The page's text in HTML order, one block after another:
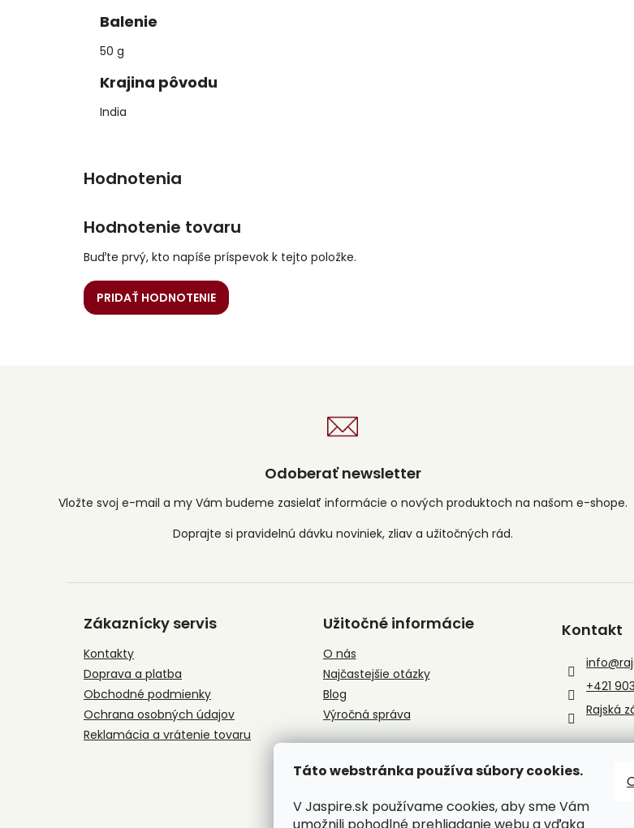
Táto webstránka používa súbory cookies.
V Jaspire.sk používame cookies, aby sme Vám
Balenie
50 g
Krajina pôvodu
India
Hodnotenie tovaru
Buďte prvý, kto napíše príspevok k tejto položke.
PRIDAŤ HODNOTENIE
Odoberať newsletter
Vložte svoj e-mail a my Vám budeme zasielať informácie o nových produktoch na našom e-shope.
Zákaznícky servis
Kontakty
Doprava a platba
Obchodné podmienky
Ochrana osobných údajov
Reklamácia a vrátenie tovaru
Užitočné informácie
O nás
Najčastejšie otázky
Blog
Výročná správa
Kontakt
info@
+421
Rajská